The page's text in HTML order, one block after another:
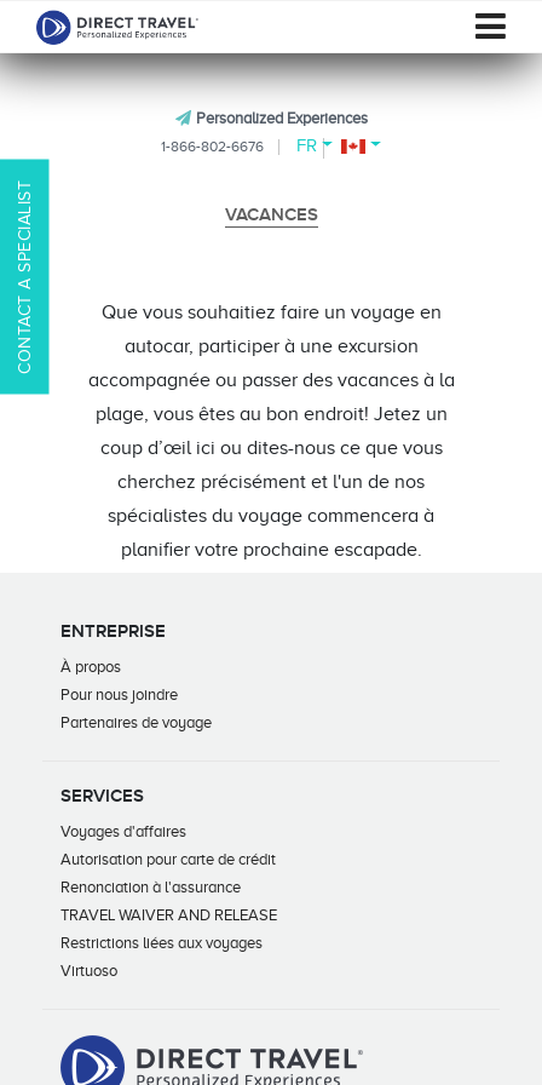
Personalized Experiences
1-866-802-6676 FR
CONTACT A SPECIALIST VACANCES
Que vous souhaitiez faire un voyage en
autocar, participer à une excursion
accompagnée ou passer des vacances à la
plage, vous êtes au bon endroit! Jetez un
coup d’œil ici ou dites-nous ce que vous
cherchez précisément et l'un de nos
spécialistes du voyage commencera à
planifier votre prochaine escapade.
ENTREPRISE
À propos
Pour nous joindre
Partenaires de voyage
SERVICES
Voyages d'affaires
Autorisation pour carte de crédit
Renonciation à l'assurance
TRAVEL WAIVER AND RELEASE
Restrictions liées aux voyages
Virtuoso